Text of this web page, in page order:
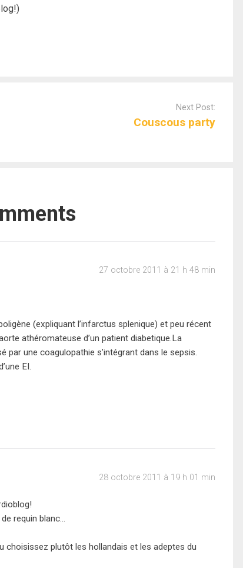
Next Post:
Couscous party
27 octobre 2011 à 21 h 48 min
(expliquant l’infarctus splenique) et peu récent
athéromateuse d’un patient diabetique.La
une coagulopathie s’intégrant dans le sepsis.
EI.
28 octobre 2011 à 19 h 01 min
requin blanc…
choisissez plutôt les hollandais et les adeptes du